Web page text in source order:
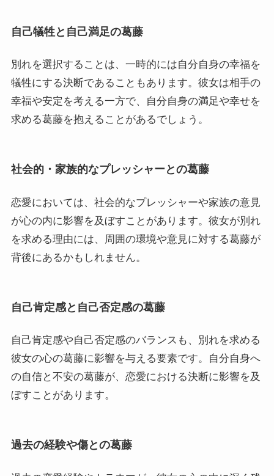
自己犠牲と自己満足の葛藤
別れを選択することは、一時的には自分自身の幸福を
犠牲にする決断であることもあります。彼女は相手の
幸福や安定を考える一方で、自分自身の満足や幸せを
求める葛藤を抱えることがあるでしょう。
社会的・家族的なプレッシャーとの葛藤
恋愛においては、社会的なプレッシャーや家族の意見
が心の内に影響を及ぼすことがあります。彼女が別れ
を求める理由には、周囲の環境や意見に対する葛藤が
背後にあるかもしれません。
自己肯定感と自己否定感の葛藤
自己肯定感や自己否定感のバランスも、別れを求める
彼女の心の葛藤に影響を与える要素です。自分自身へ
の自信と不安の葛藤が、恋愛における決断に影響を及
ぼすことがあります。
過去の経験や傷との葛藤